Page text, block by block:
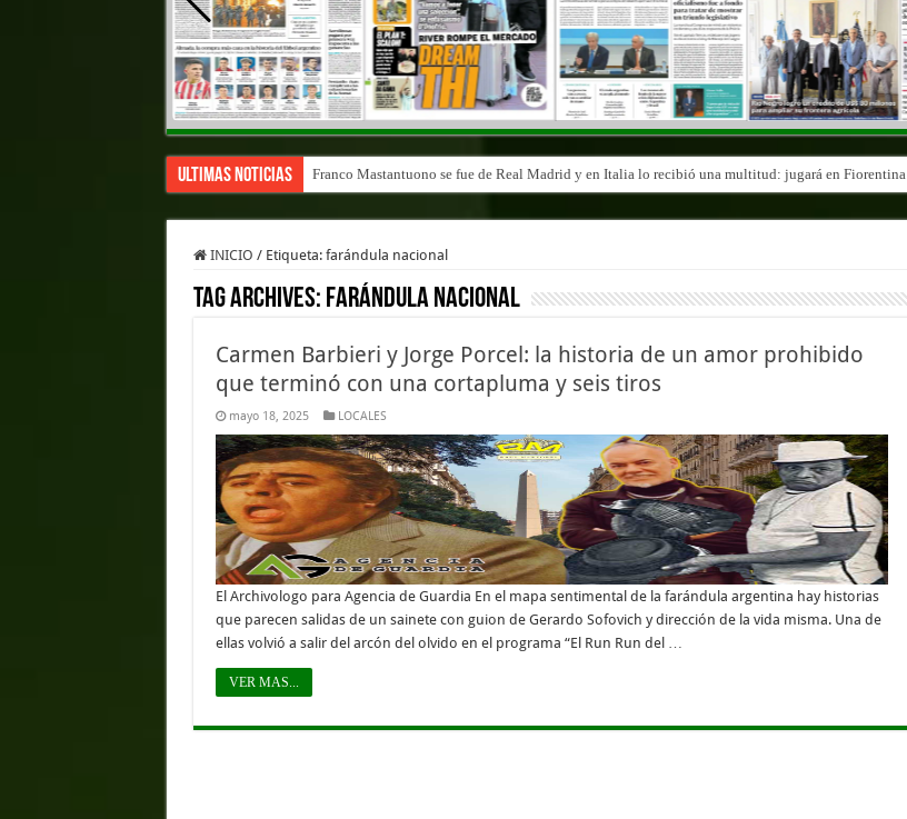
Ultimas Noticias Franco Mastantuono se fue de Real Madrid y en Italia lo recibió una multitud: jugará en Fiorentina
INICIO / Etiqueta: farándula nacional
Tag Archives: farándula nacional
Carmen Barbieri y Jorge Porcel: la historia de un amor prohibido
que terminó con una cortapluma y seis tiros
mayo 18, 2025 LOCALES
El Archivologo para Agencia de Guardia En el mapa sentimental de la farándula argentina hay historias
que parecen salidas de un sainete con guion de Gerardo Sofovich y dirección de la vida misma. Una de
ellas volvió a salir del arcón del olvido en el programa “El Run Run del …
VER MAS...